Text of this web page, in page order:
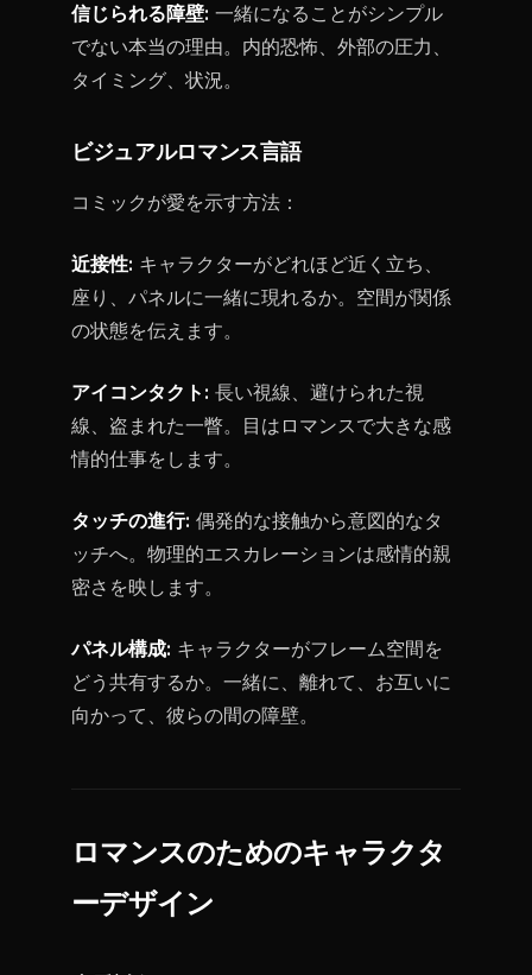
信じられる障壁: 一緒になることがシンプル
でない本当の理由。内的恐怖、外部の圧力、
タイミング、状況。
ビジュアルロマンス言語
コミックが愛を示す方法：
近接性: キャラクターがどれほど近く立ち、
座り、パネルに一緒に現れるか。空間が関係
の状態を伝えます。
アイコンタクト: 長い視線、避けられた視
線、盗まれた一瞥。目はロマンスで大きな感
情的仕事をします。
タッチの進行: 偶発的な接触から意図的なタ
ッチへ。物理的エスカレーションは感情的親
密さを映します。
パネル構成: キャラクターがフレーム空間を
どう共有するか。一緒に、離れて、お互いに
向かって、彼らの間の障壁。
ロマンスのためのキャラクタ
ーデザイン